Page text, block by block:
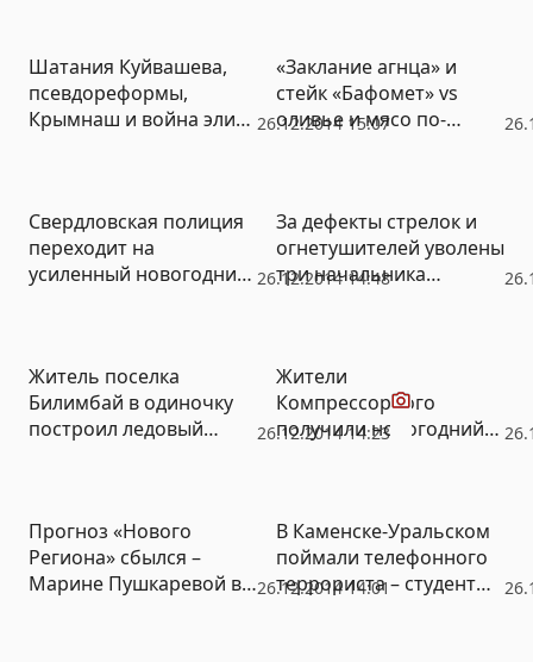
26.12.2014 15:07
Шатания Куйвашева,
псевдореформы,
Крымнаш и война элит
«Заклание агнца» и
стейк «Бафомет» vs
оливье и мясо по-
26.12.2014 14:48
Свердловская полиция
переходит на
усиленный новогодний
За дефекты стрелок и
огнетушителей уволены
три начальника
26.12.2014 14:23
Житель поселка
Билимбай в одиночку
построил ледовый
Жители
Компрессорного
получили новогодний
арена «Факел» (ФОТО)
26.12.2014 14:01
Прогноз «Нового
Региона» сбылся –
Марине Пушкаревой в
В Каменске-Уральском
поймали телефонного
террориста – студент